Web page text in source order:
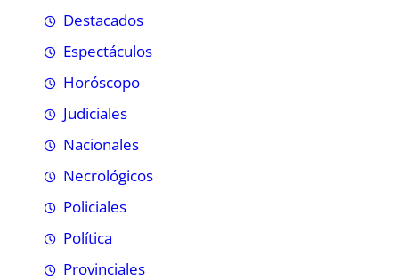
Destacados
Espectáculos
Horóscopo
Judiciales
Nacionales
Necrológicos
Policiales
Política
Provinciales